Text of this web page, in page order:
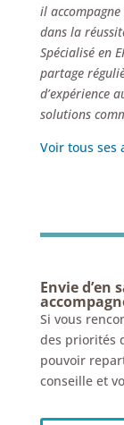
il
dans la
Spécialisé en
partage
d’expérience
solutions
Voir tous ses
Envie d’en
Si vous
des priorités
pouvoir
conseille et